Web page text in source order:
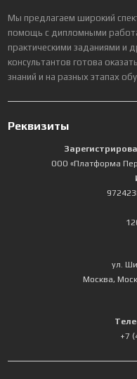
Мы предлагаем широкий
помощь с дипломными
практическими заданиями и
консультантов готова
знаний и на разных этапах
Реквизиты
ООО «Платформа
ул.
Москва,
+7